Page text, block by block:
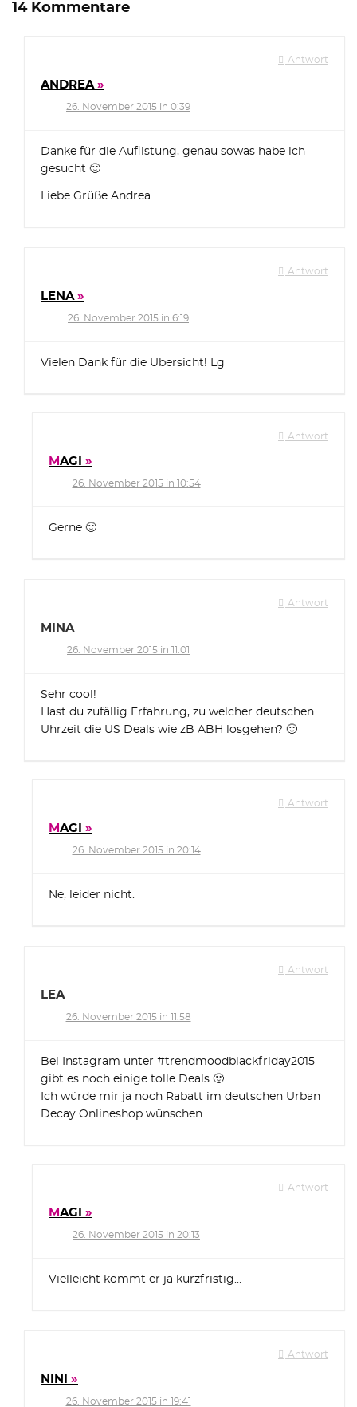
14 Kommentare
Antwort
ANDREA
26. November 2015 in 0:39
Danke für die Auflistung, genau sowas habe ich
gesucht 🙂
Liebe Grüße Andrea
Antwort
LENA
26. November 2015 in 6:19
Vielen Dank für die Übersicht! Lg
Antwort
MAGI
26. November 2015 in 10:54
Gerne 🙂
Antwort
MINA
26. November 2015 in 11:01
Sehr cool!
Hast du zufällig Erfahrung, zu welcher deutschen
Uhrzeit die US Deals wie zB ABH losgehen? 🙂
Antwort
MAGI
26. November 2015 in 20:14
Ne, leider nicht.
Antwort
LEA
26. November 2015 in 11:58
Bei Instagram unter #trendmoodblackfriday2015
gibt es noch einige tolle Deals 🙂
Ich würde mir ja noch Rabatt im deutschen Urban
Decay Onlineshop wünschen.
Antwort
MAGI
26. November 2015 in 20:13
Vielleicht kommt er ja kurzfristig…
Antwort
NINI
26. November 2015 in 19:41